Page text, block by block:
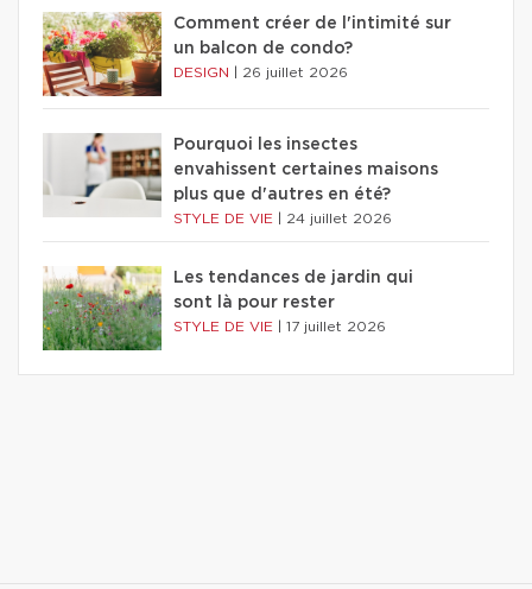
Comment créer de l'intimité sur
un balcon de condo?
DESIGN 26 juillet 2026
Pourquoi les insectes
envahissent certaines maisons
plus que d'autres en été?
STYLE DE VIE 24 juillet 2026
Les tendances de jardin qui
sont là pour rester
STYLE DE VIE 17 juillet 2026